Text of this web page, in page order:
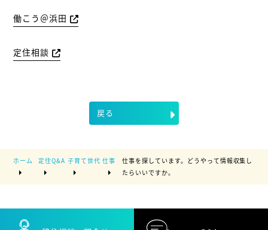
働こう＠浜田
定住相談
戻る
ホーム 定住Q&A 子育て世代 仕事
仕事を探しています。どうやって情報収集し
たらいいですか。